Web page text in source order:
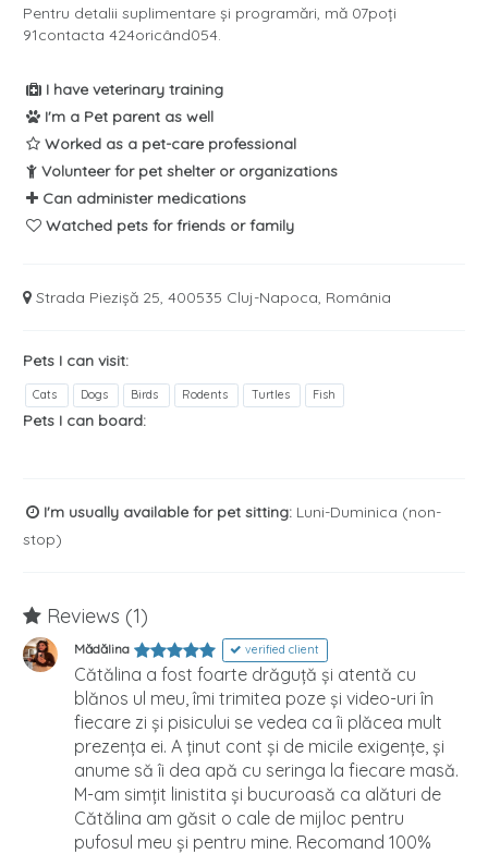
Pentru detalii suplimentare și programări, mă 07poți
91contacta 424oricând054.
I have veterinary training
I'm a Pet parent as well
Worked as a pet-care professional
Volunteer for pet shelter or organizations
Can administer medications
Watched pets for friends or family
Strada Piezișă 25, 400535 Cluj-Napoca, România
Pets I can visit:
Cats Dogs Birds Rodents Turtles Fish
Pets I can board:
I'm usually available for pet sitting: Luni-Duminica (non-
stop)
Reviews (1)
Mădălina verified client
Cătălina a fost foarte drăguță și atentă cu
blănos ul meu, îmi trimitea poze și video-uri în
fiecare zi și pisicului se vedea ca îi plăcea mult
prezența ei. A ținut cont și de micile exigențe, și
anume să îi dea apă cu seringa la fiecare masă.
M-am simțit linistita și bucuroasă ca alături de
Cătălina am găsit o cale de mijloc pentru
pufosul meu și pentru mine. Recomand 100%